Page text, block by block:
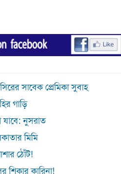
সাবেক প্রেমিকা সুবাহ
গাড়ি
নুসরাত
মিমি
ঠোঁট!
শিকার কারিনা!